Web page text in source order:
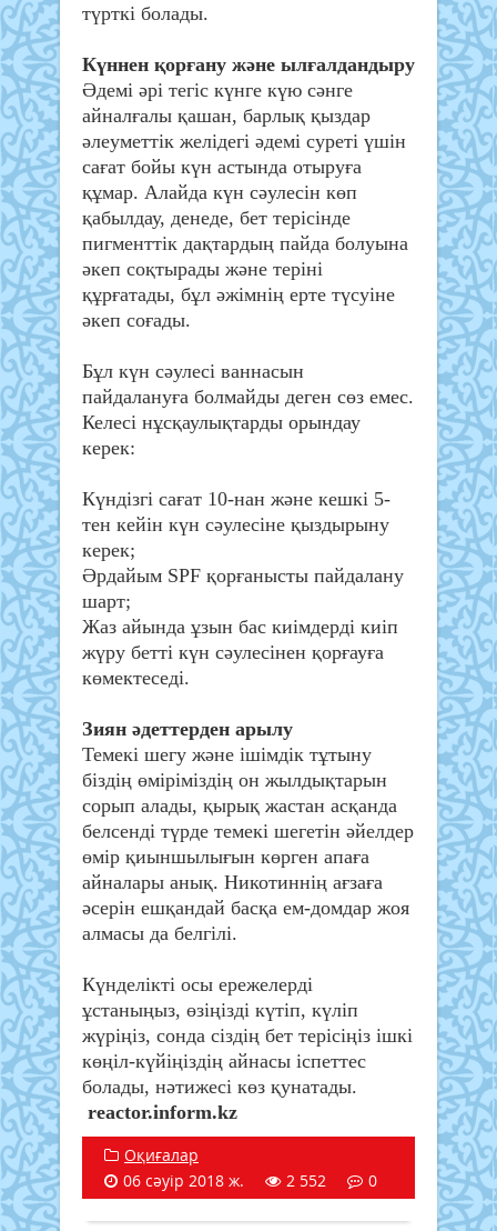
түрткі болады.
Күннен қорғану және ылғалдандыру
Әдемі әрі тегіс күнге күю сәнге
айналғалы қашан, барлық қыздар
әлеуметтік желідегі әдемі суреті үшін
сағат бойы күн астында отыруға
құмар. Алайда күн сәулесін көп
қабылдау, денеде, бет терісінде
пигменттік дақтардың пайда болуына
әкеп соқтырады және теріні
құрғатады, бұл әжімнің ерте түсуіне
әкеп соғады.
Бұл күн сәулесі ваннасын
пайдалануға болмайды деген сөз емес.
Келесі нұсқаулықтарды орындау
керек:
Күндізгі сағат 10-нан және кешкі 5-
тен кейін күн сәулесіне қыздырыну
керек;
Әрдайым SPF қорғанысты пайдалану
шарт;
Жаз айында ұзын бас киімдерді киіп
жүру бетті күн сәулесінен қорғауға
көмектеседі.
Зиян әдеттерден арылу
Темекі шегу және ішімдік тұтыну
біздің өміріміздің он жылдықтарын
сорып алады, қырық жастан асқанда
белсенді түрде темекі шегетін әйелдер
өмір қиыншылығын көрген апаға
айналары анық. Никотиннің ағзаға
әсерін ешқандай басқа ем-домдар жоя
алмасы да белгілі.
Күнделікті осы ережелерді
ұстаныңыз, өзіңізді күтіп, күліп
жүріңіз, сонда сіздің бет терісіңіз ішкі
көңіл-күйіңіздің айнасы іспеттес
болады, нәтижесі көз қунатады.
reactor.inform.kz
Оқиғалар
06 сәуір 2018 ж.
2 552 0